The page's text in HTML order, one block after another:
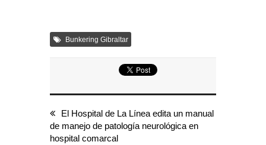
Bunkering Gibraltar
El Hospital de La Línea edita un manual
de manejo de patología neurológica en
hospital comarcal